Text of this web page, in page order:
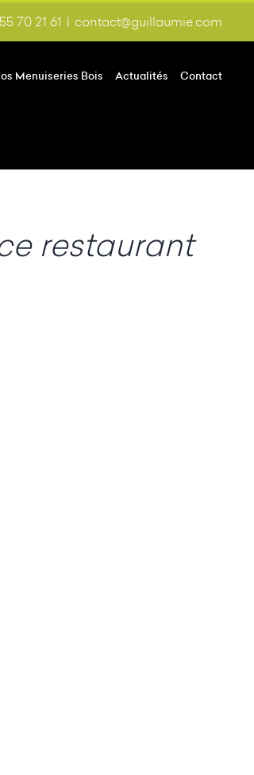
70 21 61 | contact@guillaumie.com
Menuiseries Bois Actualités Contact
restaurant